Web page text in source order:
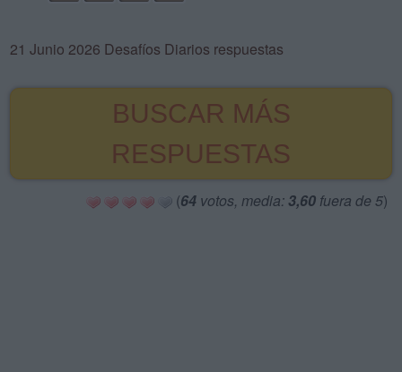
21 Junio 2026 Desafíos Diarios respuestas
BUSCAR MÁS
RESPUESTAS
(64 votos, media: 3,60 fuera de 5)